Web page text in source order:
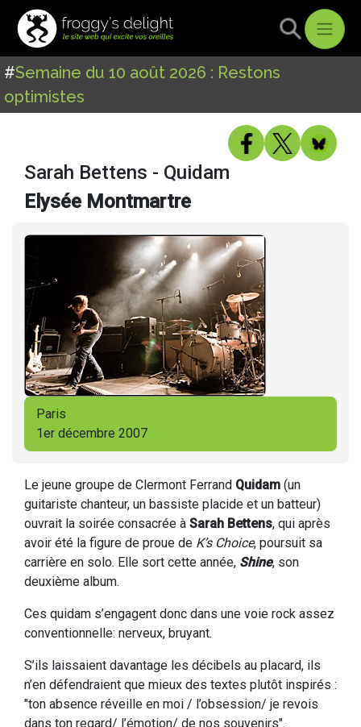
#Semaine du 10 août 2026 : Restons
optimistes
Sarah Bettens - Quidam
Elysée Montmartre
Paris
1er décembre 2007
Le jeune groupe de Clermont Ferrand Quidam (un
guitariste chanteur, un bassiste placide et un batteur)
ouvrait la soirée consacrée à Sarah Bettens, qui après
avoir été la figure de proue de K’s Choice, poursuit sa
carrière en solo. Elle sort cette année, Shine, son
deuxième album.
Ces quidam s’engagent donc dans une voie rock assez
conventionnelle: nerveux, bruyant.
S’ils laissaient davantage les décibels au placard, ils
n’en défendraient que mieux des textes plutôt inspirés :
"ton absence réveille en moi / l’obsession/ je revois
dans ton regard/ l’émotion/ de nos souvenirs".